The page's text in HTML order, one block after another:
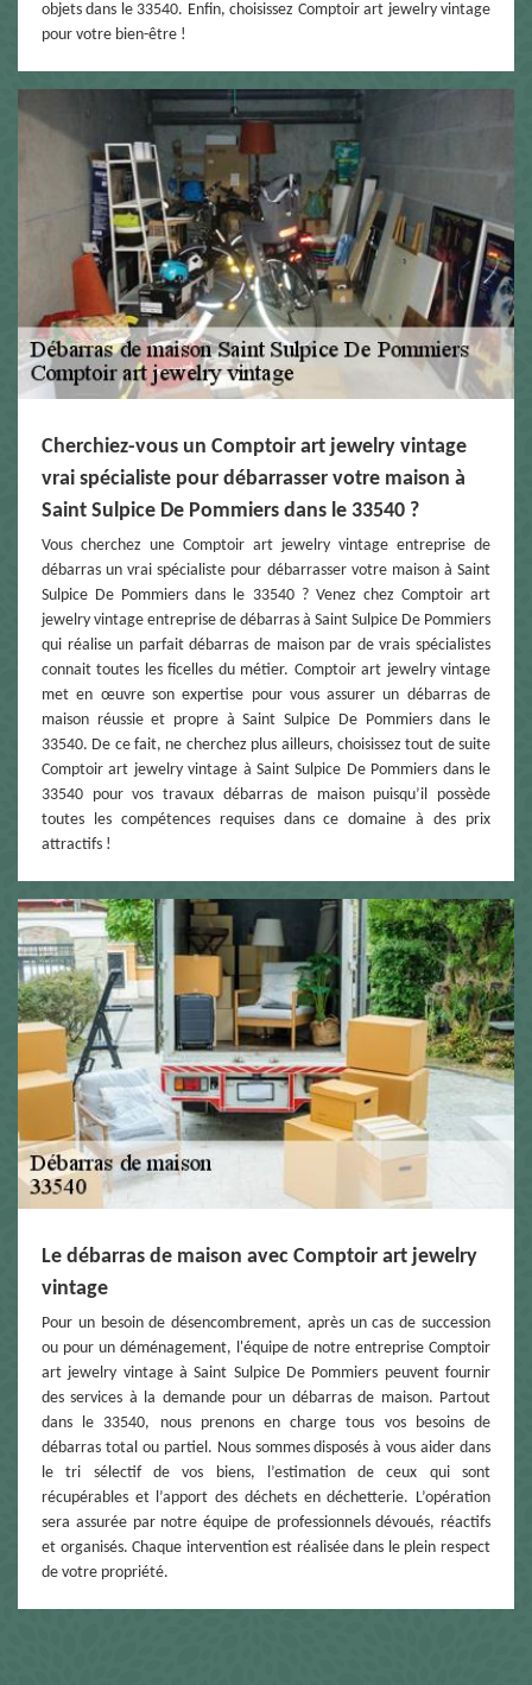
objets dans le 33540. Enfin, choisissez Comptoir art jewelry vintage
pour votre bien-être !
Cherchiez-vous un Comptoir art jewelry vintage
vrai spécialiste pour débarrasser votre maison à
Saint Sulpice De Pommiers dans le 33540 ?
Vous cherchez une Comptoir art jewelry vintage entreprise de
débarras un vrai spécialiste pour débarrasser votre maison à Saint
Sulpice De Pommiers dans le 33540 ? Venez chez Comptoir art
jewelry vintage entreprise de débarras à Saint Sulpice De Pommiers
qui réalise un parfait débarras de maison par de vrais spécialistes
connait toutes les ficelles du métier. Comptoir art jewelry vintage
met en œuvre son expertise pour vous assurer un débarras de
maison réussie et propre à Saint Sulpice De Pommiers dans le
33540. De ce fait, ne cherchez plus ailleurs, choisissez tout de suite
Comptoir art jewelry vintage à Saint Sulpice De Pommiers dans le
33540 pour vos travaux débarras de maison puisqu’il possède
toutes les compétences requises dans ce domaine à des prix
attractifs !
Le débarras de maison avec Comptoir art jewelry
vintage
Pour un besoin de désencombrement, après un cas de succession
ou pour un déménagement, l'équipe de notre entreprise Comptoir
art jewelry vintage à Saint Sulpice De Pommiers peuvent fournir
des services à la demande pour un débarras de maison. Partout
dans le 33540, nous prenons en charge tous vos besoins de
débarras total ou partiel. Nous sommes disposés à vous aider dans
le tri sélectif de vos biens, l’estimation de ceux qui sont
récupérables et l’apport des déchets en déchetterie. L’opération
sera assurée par notre équipe de professionnels dévoués, réactifs
et organisés. Chaque intervention est réalisée dans le plein respect
de votre propriété.